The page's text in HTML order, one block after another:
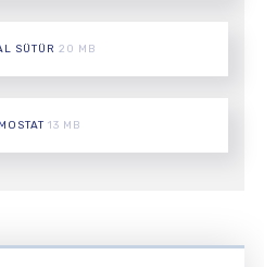
SÜTÜR 20 MB
13 MB